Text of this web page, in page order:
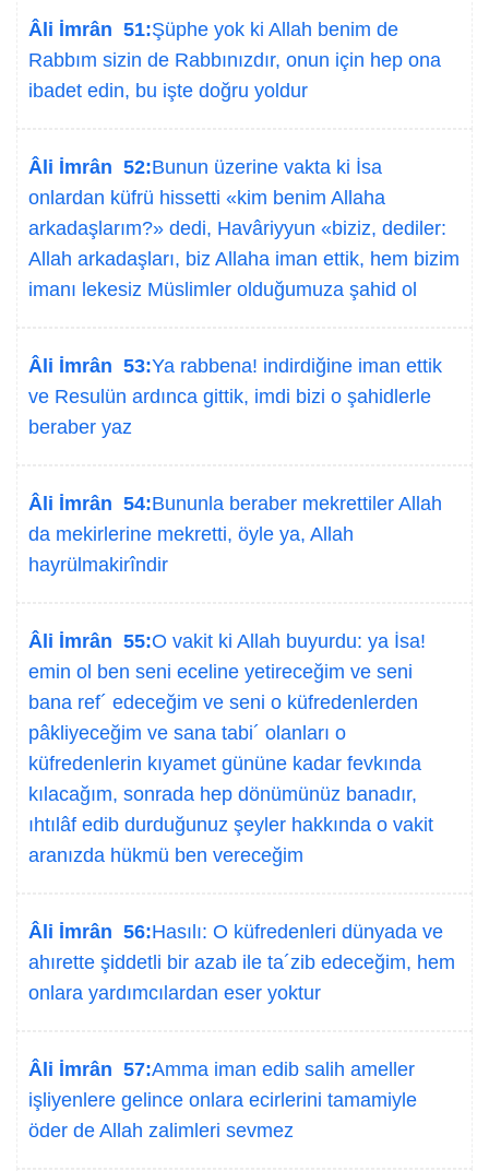
Âli İmrân 51:Şüphe yok ki Allah benim de
Rabbım sizin de Rabbınızdır, onun için hep ona
ibadet edin, bu işte doğru yoldur
Âli İmrân 52:Bunun üzerine vakta ki İsa
onlardan küfrü hissetti «kim benim Allaha
arkadaşlarım?» dedi, Havâriyyun «biziz, dediler:
Allah arkadaşları, biz Allaha iman ettik, hem bizim
imanı lekesiz Müslimler olduğumuza şahid ol
Âli İmrân 53:Ya rabbena! indirdiğine iman ettik
ve Resulün ardınca gittik, imdi bizi o şahidlerle
beraber yaz
Âli İmrân 54:Bununla beraber mekrettiler Allah
da mekirlerine mekretti, öyle ya, Allah
hayrülmakirîndir
Âli İmrân 55:O vakit ki Allah buyurdu: ya İsa!
emin ol ben seni eceline yetireceğim ve seni
bana ref´ edeceğim ve seni o küfredenlerden
pâkliyeceğim ve sana tabi´ olanları o
küfredenlerin kıyamet gününe kadar fevkında
kılacağım, sonrada hep dönümünüz banadır,
ıhtılâf edib durduğunuz şeyler hakkında o vakit
aranızda hükmü ben vereceğim
Âli İmrân 56:Hasılı: O küfredenleri dünyada ve
ahırette şiddetli bir azab ile ta´zib edeceğim, hem
onlara yardımcılardan eser yoktur
Âli İmrân 57:Amma iman edib salih ameller
işliyenlere gelince onlara ecirlerini tamamiyle
öder de Allah zalimleri sevmez